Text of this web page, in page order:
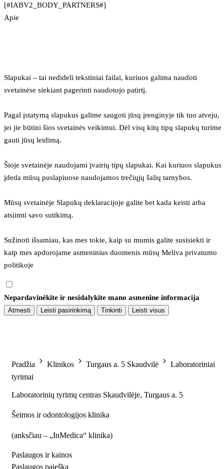
[#IABV2_BODY_PARTNERS#]
Apie
Slapukai – tai nedideli tekstiniai failai, kuriuos galima naudoti
svetainėse siekiant pagerinti naudotojo patirtį.
Pagal įstatymą slapukus galime saugoti jūsų įrenginyje tik tuo atveju,
jei jie būtini šios svetainės veikimui. Dėl visų kitų tipų slapukų turime
gauti jūsų leidimą.
Šioje svetainėje naudojami įvairių tipų slapukai. Kai kuriuos slapukus
įdeda mūsų puslapiuose naudojamos trečiųjų šalių tarnybos.
Mūsų svetainėje Slapukų deklaracijoje galite bet kada keisti arba
atsiimti savo sutikimą.
Sužinoti išsamiau, kas mes tokie, kaip su mumis galite susisiekti ir
kaip mes apdorojame asmeninius duomenis mūsų Meliva privatumo
politikoje
Nepardavinėkite ir nesidalykite mano asmenine informacija
Atmesti Leisti pasirinkimą Tinkinti Leisti visus
Pradžia Klinikos Turgaus a. 5 Skaudvilė
Laboratoriniai
tyrimai
Laboratorinių tyrimų centras Skaudvilėje, Turgaus a. 5
Šeimos ir odontologijos klinika
(anksčiau – „InMedica“ klinika)
Paslaugos ir kainos
Paslaugos paieška